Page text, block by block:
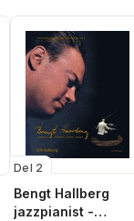
Del 2
Bengt Hallberg
jazzpianist -